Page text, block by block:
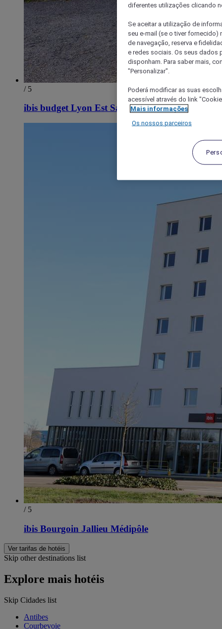
/ 5
ibis budget Lyon Est Saint-Quentin-Fallavier
/ 5
ibis Bourgoin Jallieu Médipôle
Ver tarifas de hotéis
Skip other destinations list
Explore mais hotéis
Skip Cidades list
Antibes
Courbevoie
diferentes utilizações clicando
Se aceitar a utilização de
seu e-mail (se o tiver
de navegação, reserva e
e redes sociais. Os seus dados
disponham. Para saber mais,
"Personalizar".
Poderá modificar as suas
acessível através do link
Mais informações
Os nossos parceiros